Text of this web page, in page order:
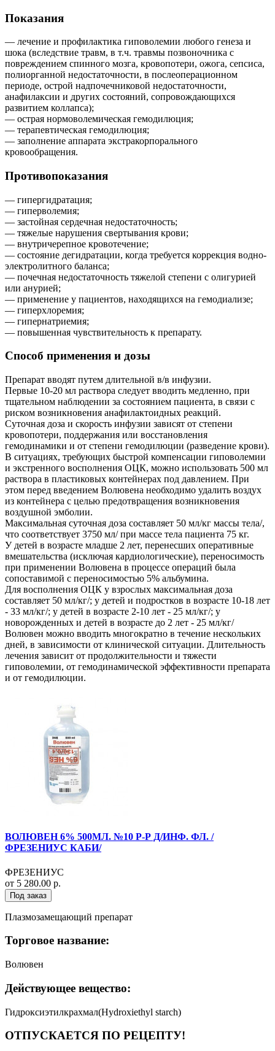
Показания
— лечение и профилактика гиповолемии любого генеза и
шока (вследствие травм, в т.ч. травмы позвоночника с
повреждением спинного мозга, кровопотери, ожога, сепсиса,
полиорганной недостаточности, в послеоперационном
периоде, острой надпочечниковой недостаточности,
анафилаксии и других состояний, сопровождающихся
развитием коллапса);
— острая нормоволемическая гемодилюция;
— терапевтическая гемодилюция;
— заполнение аппарата экстракорпорального
кровообращения.
Противопоказания
— гипергидратация;
— гиперволемия;
— застойная сердечная недостаточность;
— тяжелые нарушения свертывания крови;
— внутричерепное кровотечение;
— состояние дегидратации, когда требуется коррекция водно-
электролитного баланса;
— почечная недостаточность тяжелой степени с олигурией
или анурией;
— применение у пациентов, находящихся на гемодиализе;
— гиперхлоремия;
— гипернатриемия;
— повышенная чувствительность к препарату.
Способ применения и дозы
Препарат вводят путем длительной в/в инфузии.
Первые 10-20 мл раствора следует вводить медленно, при
тщательном наблюдении за состоянием пациента, в связи с
риском возникновения анафилактоидных реакций.
Суточная доза и скорость инфузии зависят от степени
кровопотери, поддержания или восстановления
гемодинамики и от степени гемодилюции (разведение крови).
В ситуациях, требующих быстрой компенсации гиповолемии
и экстренного восполнения ОЦК, можно использовать 500 мл
раствора в пластиковых контейнерах под давлением. При
этом перед введением Волювена необходимо удалить воздух
из контейнера с целью предотвращения возникновения
воздушной эмболии.
Максимальная суточная доза составляет 50 мл/кг массы тела/,
что соответствует 3750 мл/ при массе тела пациента 75 кг.
У детей в возрасте младше 2 лет, перенесших оперативные
вмешательства (исключая кардиологические), переносимость
при применении Волювена в процессе операций была
сопоставимой с переносимостью 5% альбумина.
Для восполнения ОЦК у взрослых максимальная доза
составляет 50 мл/кг/; у детей и подростков в возрасте 10-18 лет
- 33 мл/кг/; у детей в возрасте 2-10 лет - 25 мл/кг/; у
новорожденных и детей в возрасте до 2 лет - 25 мл/кг/
Волювен можно вводить многократно в течение нескольких
дней, в зависимости от клинической ситуации. Длительность
лечения зависит от продолжительности и тяжести
гиповолемии, от гемодинамической эффективности препарата
и от гемодилюции.
ВОЛЮВЕН 6% 500МЛ. №10 Р-Р Д/ИНФ. ФЛ. /
ФРЕЗЕНИУС КАБИ/
ФРЕЗЕНИУС
от 5 280.00 р.
Под заказ
Плазмозамещающий препарат
Торговое название:
Волювен
Действующее вещество:
Гидроксиэтилкрахмал(Hydroxiethyl starch)
ОТПУСКАЕТСЯ ПО РЕЦЕПТУ!